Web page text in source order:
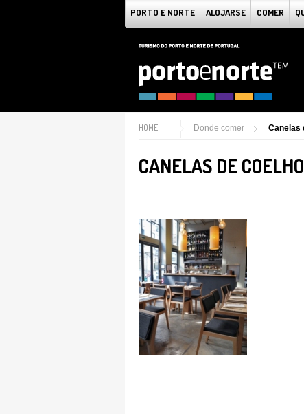
PORTO E NORTE ALOJARSE COMER
HOME Donde comer Canelas
CANELAS DE COELHO